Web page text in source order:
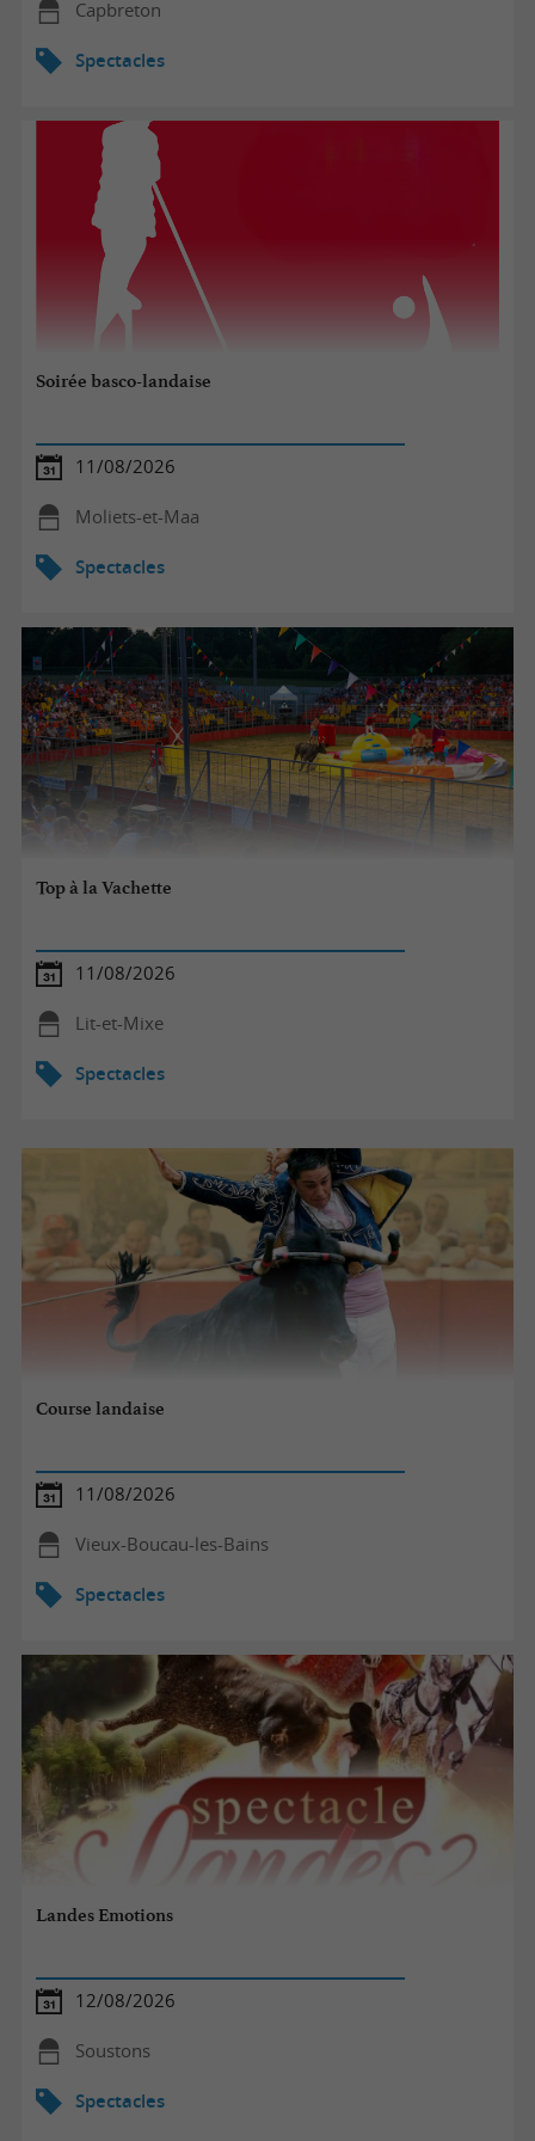
Capbreton
Spectacles
Soirée basco-landaise
11/08/2026
Moliets-et-Maa
Spectacles
Top à la Vachette
11/08/2026
Lit-et-Mixe
Spectacles
Course landaise
11/08/2026
Vieux-Boucau-les-Bains
Spectacles
Landes Emotions
12/08/2026
Soustons
Spectacles